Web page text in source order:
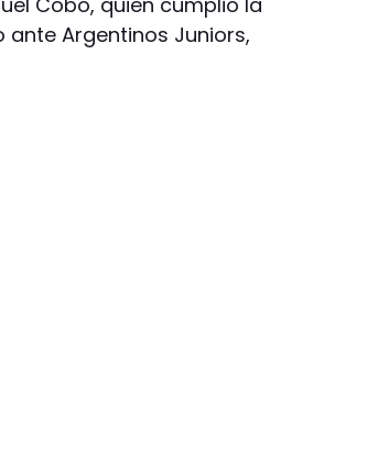
Argentinos Juniors,